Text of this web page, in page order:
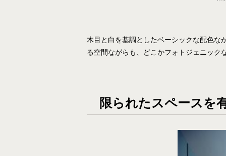
木目と白を基調としたベーシックな配色な
る空間ながらも、どこかフォトジェニック
限られたスペースを